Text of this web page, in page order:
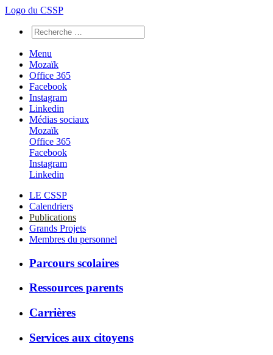
Logo du CSSP
Menu
Mozaïk
Office 365
Facebook
Instagram
Linkedin
Médias sociaux
Mozaïk
Office 365
Facebook
Instagram
Linkedin
LE CSSP
Calendriers
Publications
Grands Projets
Membres du personnel
Parcours scolaires
Ressources parents
Carrières
Services aux citoyens